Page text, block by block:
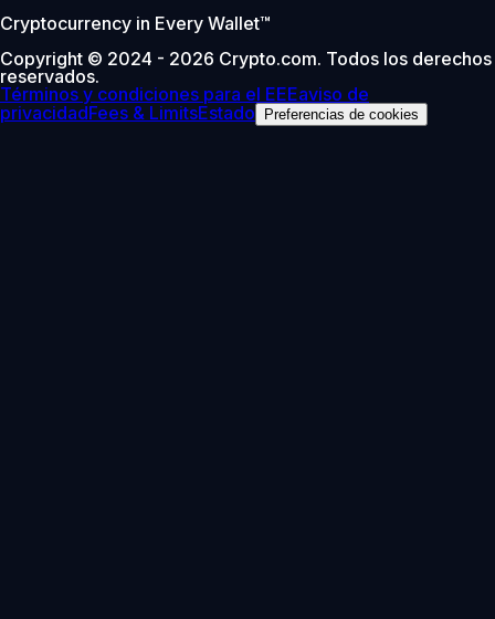
Cryptocurrency in Every Wallet™
Copyright © 2024 - 2026 Crypto.com. Todos los derechos
reservados.
Términos y condiciones para el EEEaviso de
privacidadFees & LimitsEstado Preferencias de cookies